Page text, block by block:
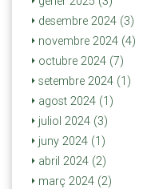
desembre 2024 (3)
novembre 2024 (4)
octubre 2024 (7)
setembre 2024 (1)
agost 2024 (1)
juliol 2024 (3)
juny 2024 (1)
abril 2024 (2)
març 2024 (2)